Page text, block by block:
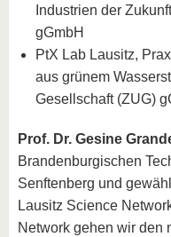
Industrien der
gGmbH
PtX Lab Lausitz,
aus grünem
Gesellschaft (ZUG)
Prof. Dr. Gesine
Brandenburgischen
Senftenberg und
Lausitz Science
Network gehen wir den